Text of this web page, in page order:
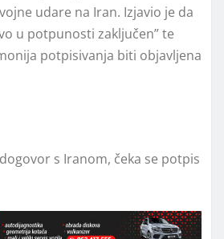
udare na Iran. Izjavio je da
u potpunosti zaključen” te
potpisivanja biti objavljena